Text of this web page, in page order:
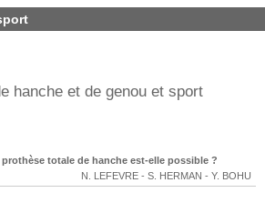
totale de hanche est-elle possible ?
N. LEFEVRE - S. HERMAN - Y. BOHU